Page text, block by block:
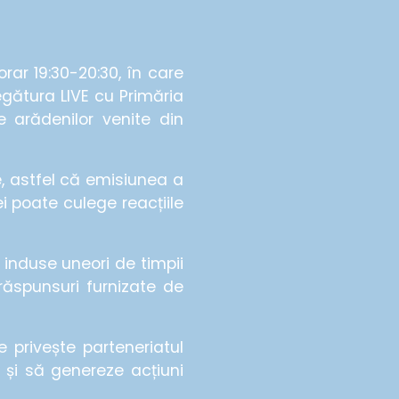
19:30-20:30, în care
LIVE cu Primăria
arădenilor venite din
astfel că emisiunea a
poate culege reacțiile
uneori de timpii
furnizate de
privește parteneriatul
să genereze acțiuni